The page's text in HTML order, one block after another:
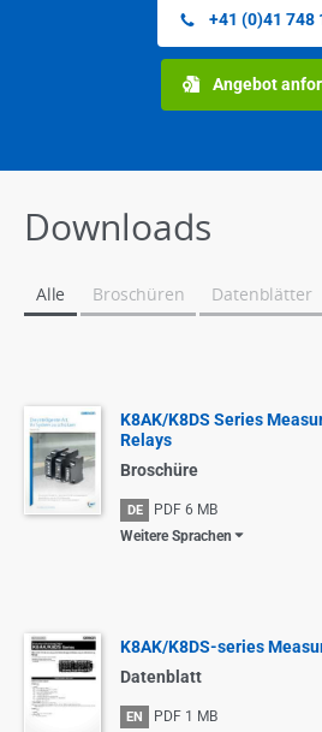
+41 (0)41 748
Angebot
Downloads
Alle Broschüren Datenblätter
K8AK/K8DS Series
Relays
Broschüre
DE PDF 6 MB
Weitere Sprachen
K8AK/K8DS-series
Datenblatt
EN PDF 1 MB